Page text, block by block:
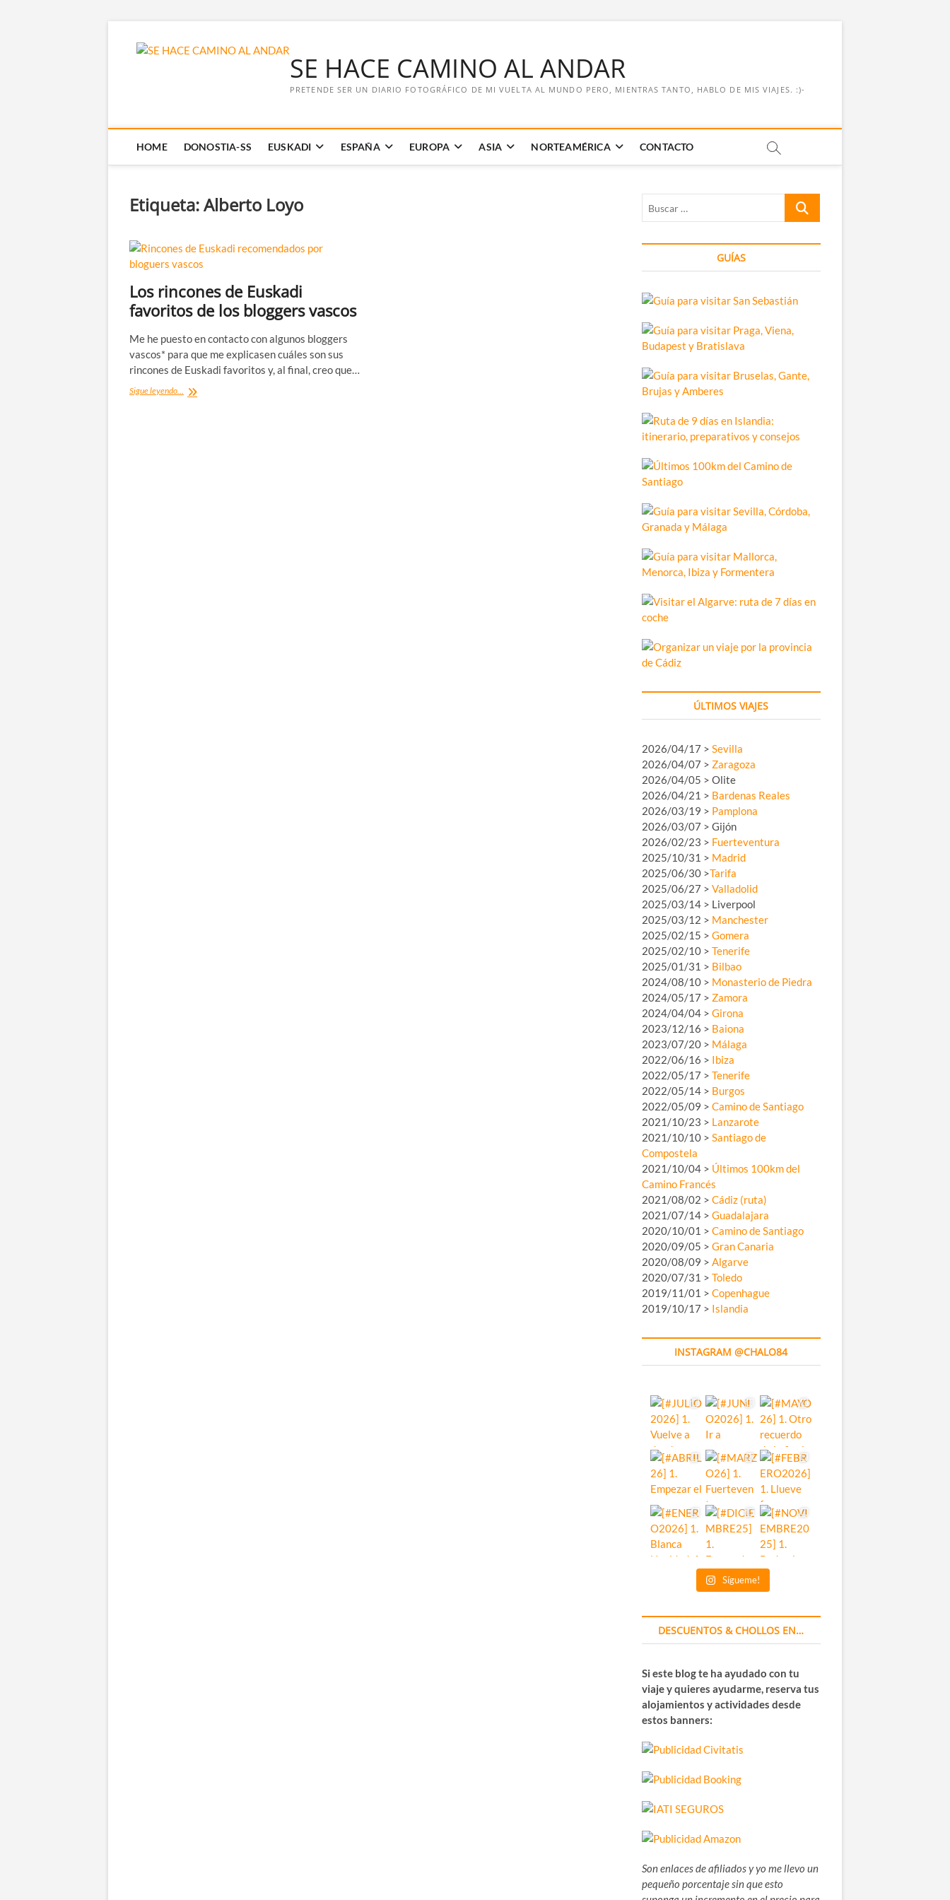
SE HACE CAMINO AL ANDAR
PRETENDE SER UN DIARIO FOTOGRÁFICO DE MI VUELTA AL MUNDO PERO, MIENTRAS TANTO, HABLO DE MIS VIAJES. :)-
HOME DONOSTIA-SS EUSKADI ESPAÑA EUROPA ASIA NORTEAMÉRICA CONTACTO
Etiqueta:Alberto Loyo
Los rincones de Euskadi
favoritos de los bloggers vascos
Me he puesto en contacto con algunos bloggers
vascos* para que me explicasen cuáles son sus
rincones de Euskadi favoritos y, al final, creo que…
Sigue leyendo... Los
Buscar
GUÍAS
ÚLTIMOS VIAJES
2026/04/17 > Sevilla
2026/04/07 > Zaragoza
2026/04/05 > Olite
2026/04/21 > Bardenas Reales
2026/03/19 > Pamplona
2026/03/07 > Gijón
2026/02/23 > Fuerteventura
2025/10/31 > Madrid
2025/06/30 >Tarifa
2025/06/27 > Valladolid
2025/03/14 > Liverpool
2025/03/12 > Manchester
2025/02/15 > Gomera
2025/02/10 > Tenerife
2025/01/31 > Bilbao
2024/08/10 > Monasterio de Piedra
2024/05/17 > Zamora
2024/04/04 > Girona
2023/12/16 > Baiona
2023/07/20 > Málaga
2022/06/16 > Ibiza
2022/05/17 > Tenerife
2022/05/14 > Burgos
2022/05/09 > Camino de Santiago
2021/10/23 > Lanzarote
2021/10/10 > Santiago de
Compostela
2021/10/04 > Últimos 100km del
Camino Francés
2021/08/02 > Cádiz (ruta)
2021/07/14 > Guadalajara
2020/10/01 > Camino de Santiago
2020/09/05 > Gran Canaria
2020/08/09 > Algarve
2020/07/31 > Toledo
2019/11/01 > Copenhague
2019/10/17 > Islandia
INSTAGRAM @CHALO84
Sígueme!
DESCUENTOS & CHOLLOS EN…
Si este blog te ha ayudado con tu
viaje y quieres ayudarme, reserva tus
alojamientos y actividades desde
estos banners:
Son enlaces de afiliados y yo me llevo un
pequeño porcentaje sin que esto